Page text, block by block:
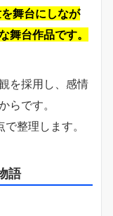
舞台にしなが
舞台作品です。
を採用し、感情
らです。
整理します。
語